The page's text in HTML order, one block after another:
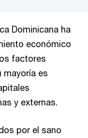
Dominicana ha
económico
factores
mayoría es
y externas.
por el sano